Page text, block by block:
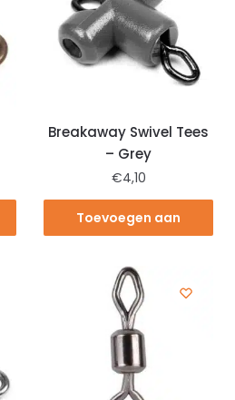
Breakaway Swivel Tees
– Grey
€4,10
Toevoegen aan